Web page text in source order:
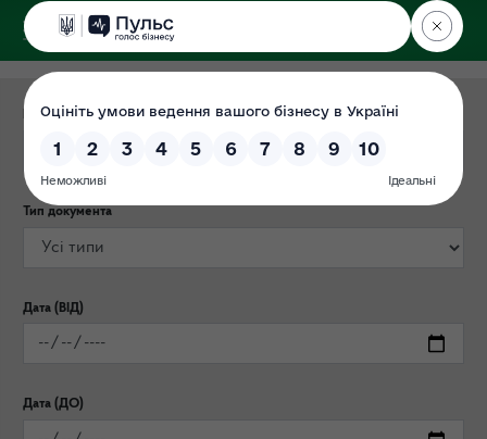
ДЕРЖЕКОІНСПЕКЦІЯ
Категорія публікації
Тип документа
Дата (ВІД)
Дата (ДО)